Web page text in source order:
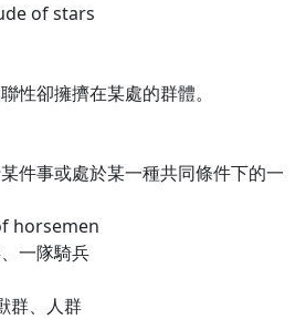
of stars
性卻擁擠在某處的群體。
件事或處於某一種共同條件下的一
horsemen
一隊騎兵
群、人群